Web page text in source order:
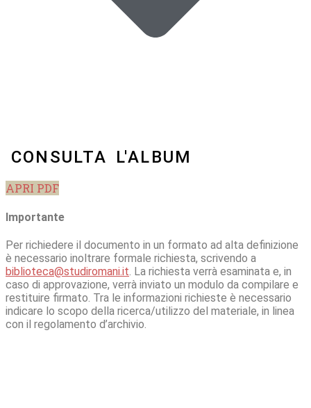
CONSULTA L'ALBUM
APRI PDF
Importante
Per richiedere il documento in un formato ad alta definizione
è necessario inoltrare formale richiesta, scrivendo a
biblioteca@studiromani.it. La richiesta verrà esaminata e, in
caso di approvazione, verrà inviato un modulo da compilare e
restituire firmato. Tra le informazioni richieste è necessario
indicare lo scopo della ricerca/utilizzo del materiale, in linea
con il regolamento d’archivio.